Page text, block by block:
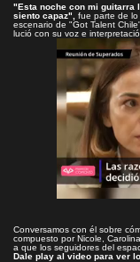
"Esta noche con mi guitarra
siento capaz",
fue parte de
escenario de "Got Talent
lució con su voz e
Conversamos con él sobre
compuesto por Nicole,
a que los seguidores del
Dale play al video para ver